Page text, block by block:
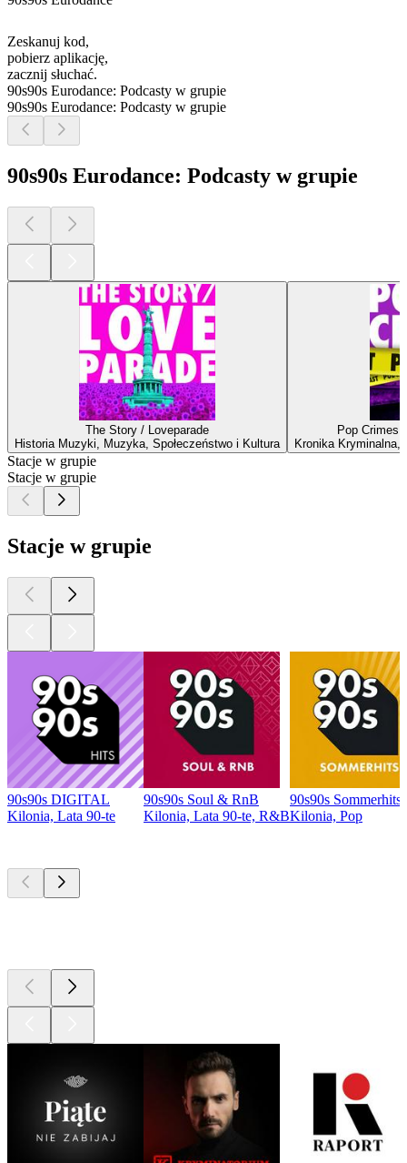
Zeskanuj kod,
pobierz aplikację,
zacznij słuchać.
90s90s Eurodance: Podcasty w grupie
90s90s Eurodance: Podcasty w grupie
90s90s Eurodance: Podcasty w grupie
The Story / Loveparade
Historia Muzyki, Muzyka, Społeczeństwo i Kultura
Pop Crimes:
Kronika Kryminalna,
Stacje w grupie
Stacje w grupie
Stacje w grupie
90s90s DIGITAL
Kilonia, Lata 90-te
90s90s Soul & RnB
Kilonia, Lata 90-te, R&B
90s90s Sommerhits
Kilonia, Pop